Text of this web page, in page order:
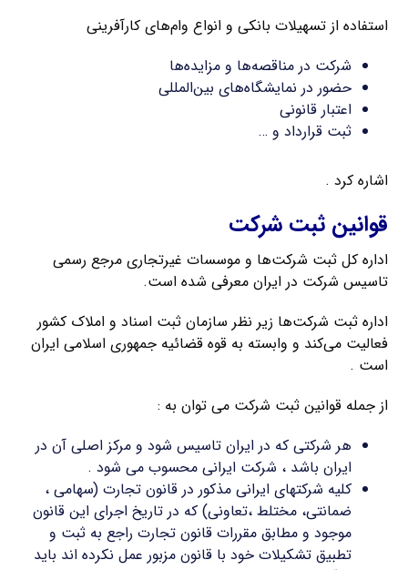
استفاده از تسهیلات بانکی و انواع وام‌های کارآفرینی
شرکت در مناقصه‌ها و مزایده‌ها
حضور در نمایشگاه‌های بین‌المللی
اعتبار قانونی
ثبت قرارداد و …
اشاره کرد .
قوانین ثبت شرکت
اداره کل ثبت شرکت‌ها و موسسات غیرتجاری مرجع رسمی
تاسیس شرکت در ایران معرفی شده است.
اداره ثبت شرکت‌ها زیر نظر سازمان ثبت اسناد و املاک کشور
فعالیت می‌کند و وابسته به قوه قضائیه جمهوری اسلامی ایران
است .
از جمله قوانین ثبت شرکت می توان به :
هر شرکتی که در ایران تاسیس شود و مرکز اصلی آن در
ایران باشد ، شرکت ایرانی محسوب می شود .
کلیه شرکتهای ایرانی مذکور در قانون تجارت (سهامی ،
ضمانتی، مختلط ،تعاونی) که در تاریخ اجرای این قانون
موجود و مطابق مقررات قانون تجارت راجع به ثبت و
تطبیق تشکیلات خود با قانون مزبور عمل نکرده اند باید